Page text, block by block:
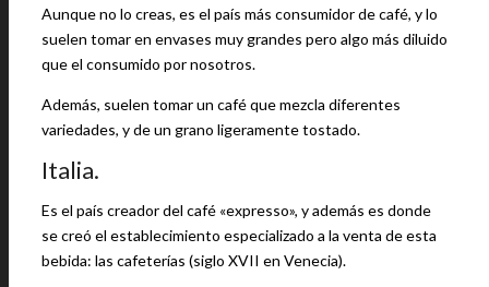
Aunque no lo creas, es el país más consumidor de café, y lo
suelen tomar en envases muy grandes pero algo más diluido
que el consumido por nosotros.
Además, suelen tomar un café que mezcla diferentes
variedades, y de un grano ligeramente tostado.
Italia.
Es el país creador del café «expresso», y además es donde
se creó el establecimiento especializado a la venta de esta
bebida: las cafeterías (siglo XVII en Venecia).